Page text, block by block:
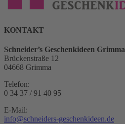
KONTAKT
Schneider’s Geschenkideen Grimma
Brückenstraße 12
04668 Grimma
Telefon:
0 34 37 / 91 40 95
E-Mail:
info@schneiders-geschenkideen.de